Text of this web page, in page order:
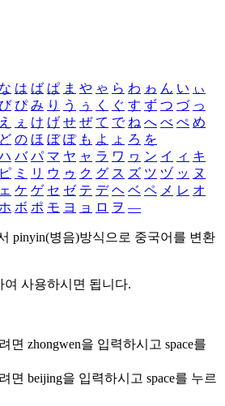
な は ば ぱ ま や ゃ ら わ ゎ ん い ぃ
び ぴ み り う ぅ く ぐ す ず つ づ っ
え ぇ け げ せ ぜ て で ね へ べ ぺ め
ど の ほ ぼ ぽ も よ ょ ろ を
バ パ マ ヤ ャ ラ ワ ヮ ン イ ィ キ
ピ ミ リ ウ ゥ ク グ ス ズ ツ ヅ ッ ヌ
ェ ケ ゲ セ ゼ テ デ ヘ ベ ペ メ レ オ
ボ ポ モ ヨ ョ ロ ヲ ―
pinyin(병음)방식으로 중국어를 변환
사용하시면 됩니다.
면 zhongwen을 입력하시고 space를
면 beijing을 입력하시고 space를 누르